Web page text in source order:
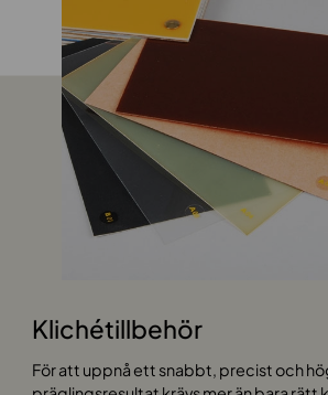
Klichétillbehör
För att uppnå ett snabbt, precist och